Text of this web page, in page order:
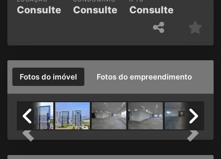
Consulte Consulte Consulte
Fotos do imóvel Fotos do empreendimento
Previous Next